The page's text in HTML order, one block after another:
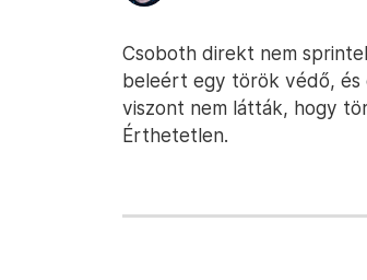
Csoboth direkt nem
beleért egy török védő, és
viszont nem látták, hogy
Érthetetlen.